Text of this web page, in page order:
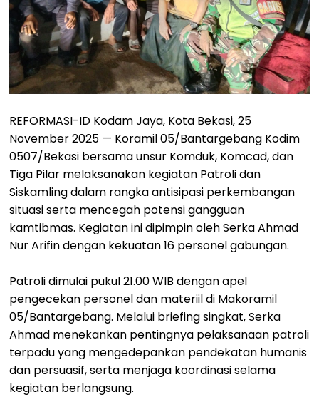
REFORMASI-ID Kodam Jaya, Kota Bekasi, 25
November 2025 — Koramil 05/Bantargebang Kodim
0507/Bekasi bersama unsur Komduk, Komcad, dan
Tiga Pilar melaksanakan kegiatan Patroli dan
Siskamling dalam rangka antisipasi perkembangan
situasi serta mencegah potensi gangguan
kamtibmas. Kegiatan ini dipimpin oleh Serka Ahmad
Nur Arifin dengan kekuatan 16 personel gabungan.
Patroli dimulai pukul 21.00 WIB dengan apel
pengecekan personel dan materiil di Makoramil
05/Bantargebang. Melalui briefing singkat, Serka
Ahmad menekankan pentingnya pelaksanaan patroli
terpadu yang mengedepankan pendekatan humanis
dan persuasif, serta menjaga koordinasi selama
kegiatan berlangsung.